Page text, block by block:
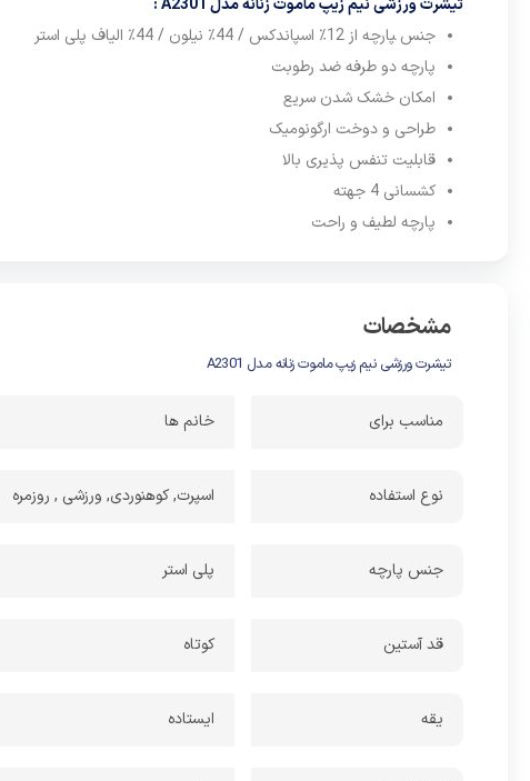
) است .تیشرت MAMMUT
تیشرت ورزشی نیم زیپ ماموت زنانه مدل A2301 :
جنس ‍پارچه از 12٪ اسپاندکس / 44٪ نیلون / 44٪ الیاف پلی استر
پارچه دو طرفه ضد رطوبت
امکان خشک شدن سریع
طراحی و دوخت ارگونومیک
قابلیت تنفس پذیری بالا
کشسانی 4 جهته
پارچه لطیف و راحت
مشخصات
تیشرت ورزشی نیم زیپ ماموت زنانه مدل A2301
مناسب برای خانم ها
نوع استفاده اسپرت, کوهنوردی, ورزشی , روزمره
جنس پارچه پلی استر
قد آستین کوتاه
یقه ایستاده